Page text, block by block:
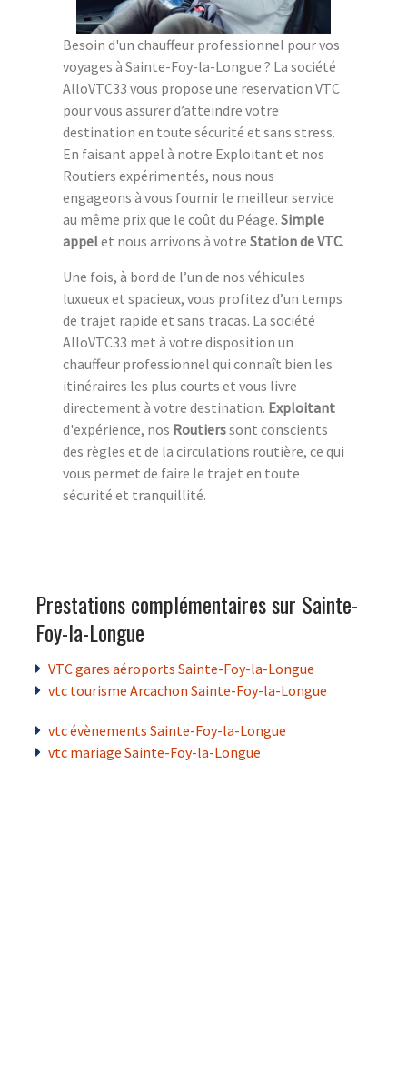
Besoin d'un chauffeur professionnel pour vos
voyages à Sainte-Foy-la-Longue ? La société
AlloVTC33 vous propose une reservation VTC
pour vous assurer d’atteindre votre
destination en toute sécurité et sans stress.
En faisant appel à notre Exploitant et nos
Routiers expérimentés, nous nous
engageons à vous fournir le meilleur service
au même prix que le coût du Péage. Simple
appelet nous arrivons à votre Station de VTC.
Une fois, à bord de l’un de nos véhicules
luxueux et spacieux, vous profitez d’un temps
de trajet rapide et sans tracas. La société
AlloVTC33 met à votre disposition un
chauffeur professionnel qui connaît bien les
itinéraires les plus courts et vous livre
directement à votre destination. Exploitant
d'expérience, nos Routierssont conscients
des règles et de la circulations routière, ce qui
vous permet de faire le trajet en toute
sécurité et tranquillité.
Prestations complémentaires sur Sainte-
Foy-la-Longue
VTC gares aéroports Sainte-Foy-la-Longue
vtc tourisme Arcachon Sainte-Foy-la-Longue
vtc évènements Sainte-Foy-la-Longue
vtc mariage Sainte-Foy-la-Longue